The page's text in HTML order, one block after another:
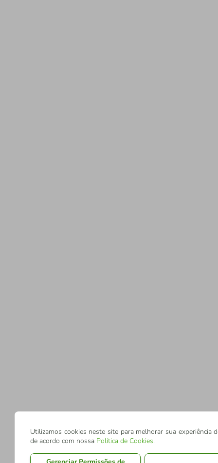
Utilizamos cookies neste site para melhorar sua experiência
de acordo com nossa Política de Cookies.